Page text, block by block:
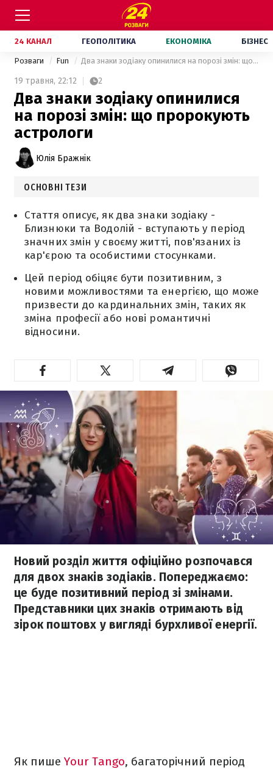
24 КАНАЛ ГЕОПОЛІТИКА ЕКОНОМІКА БІЗНЕС
Розваги Fun Два знаки зодіаку опинилися на порозі змін: що пророкують астрологи
19 травня, 22:12 2
Два знаки зодіаку опинилися
на порозі змін: що пророкують
астрологи
Юлія Бражнік
ОСНОВНІ ТЕЗИ
Стаття описує, як два знаки зодіаку -
Близнюки та Водолій - вступають у період
значних змін у своєму житті, пов'язаних із
кар'єрою та особистими стосунками.
Цей період обіцяє бути позитивним, з
новими можливостями та енергією, що може
призвести до кардинальних змін, таких як
зміна професії або нові романтичні
відносини.
Новий розділ життя офіційно розпочався
для двох знаків зодіаків. Попереджаємо:
це буде позитивний період зі змінами.
Представники цих знаків отримають від
зірок поштовх у вигляді бурхливої енергії.
Як пише Your Tango, багаторічний період